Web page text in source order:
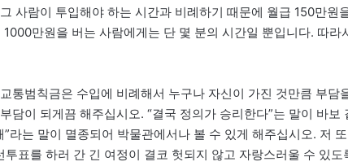
사람이 투입해야 하는 시간과 비례하기 때문에 월급 150만원
만원을 버는 사람에게는 단 몇 분의 시간일 뿐입니다. 따라
통범칙금은 수입에 비례해서 누구나 자신이 가진 것만큼 부담
담이 되게끔 해주십시오. “결국 정의가 승리한다”는 말이 바보
라는 말이 멸종되어 박물관에서나 볼 수 있게 해주십시오. 저 또
표를 하러 간 긴 여정이 결코 헛되지 않고 자랑스러울 수 있도